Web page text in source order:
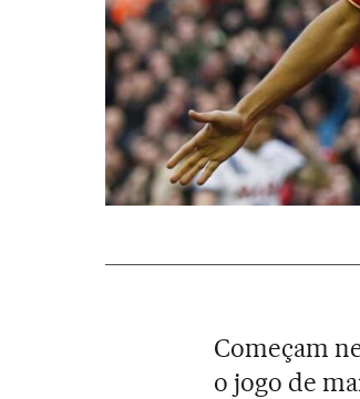
Começam
o jogo de